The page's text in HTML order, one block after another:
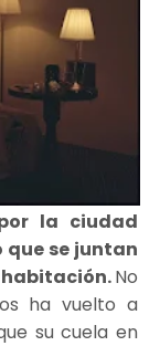
la ciudad
que se juntan
habitación.No
ha vuelto a
su cuela en